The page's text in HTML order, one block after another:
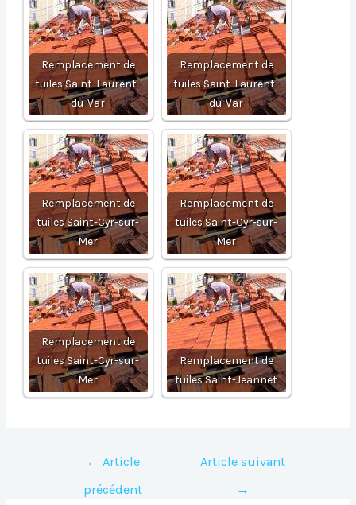
Remplacement de
tuiles Saint-Laurent-
du-Var
Remplacement de
tuiles Saint-Laurent-
du-Var
Remplacement de
tuiles Saint-Cyr-sur-
Mer
Remplacement de
tuiles Saint-Cyr-sur-
Mer
Remplacement de
tuiles Saint-Cyr-sur-
Mer
Remplacement de
tuiles Saint-Jeannet
Navigation
l’article
← Article
précédent
Article suivant
→